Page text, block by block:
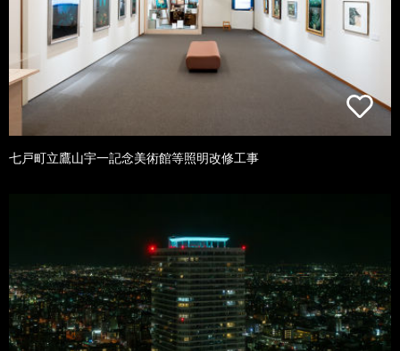
七戸町立鷹山宇一記念美術館等照明改修工事